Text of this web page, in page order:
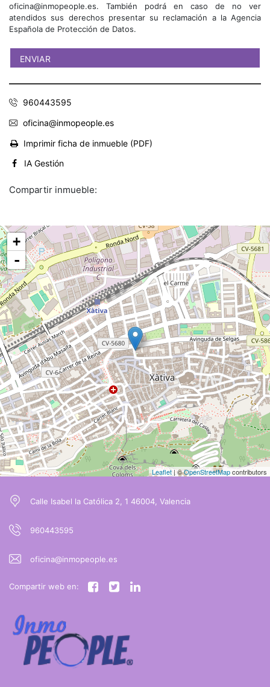
oficina@inmopeople.es. También podrá en caso de no ver
atendidos sus derechos presentar su reclamación a la Agencia
Española de Protección de Datos.
960443595
oficina@inmopeople.es
Imprimir ficha de inmueble (PDF)
IA Gestión
Compartir inmueble:
+
-
Leaflet| ©OpenStreetMapcontributors
Calle Isabel la Católica 2, 1 46004, Valencia
960443595
oficina@inmopeople.es
Compartir web en: